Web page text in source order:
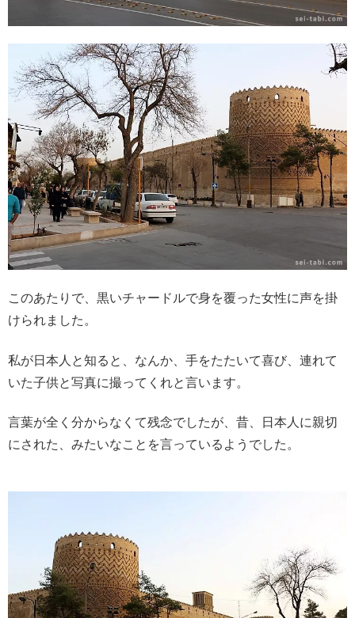
このあたりで、黒いチャードルで身を覆った女性に声を掛
けられました。
私が日本人と知ると、なんか、手をたたいて喜び、連れて
いた子供と写真に撮ってくれと言います。
言葉が全く分からなくて残念でしたが、昔、日本人に親切
にされた、みたいなことを言っているようでした。